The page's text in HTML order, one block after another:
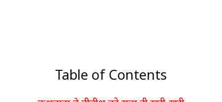
Table of Contents